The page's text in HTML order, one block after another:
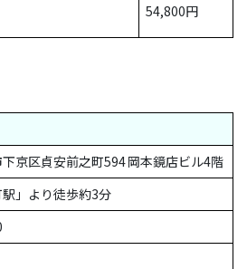
54,800円
京区貞安前之町594 岡本鏡店ビル4階
駅」より徒歩約3分